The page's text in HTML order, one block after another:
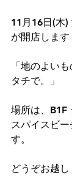
11月16日(木
が開店します
「地のよい
タチで。」
場所は、B1F
スパイスビ
す。
どうぞお越し